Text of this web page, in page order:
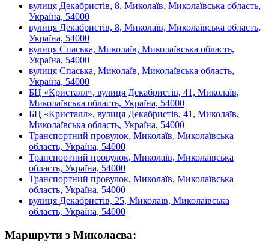
вулиця Декабристів, 8, Миколаїв, Миколаївська область,
Україна, 54000
вулиця Декабристів, 8, Миколаїв, Миколаївська область,
Україна, 54000
вулиця Спаська, Миколаїв, Миколаївська область,
Україна, 54000
вулиця Спаська, Миколаїв, Миколаївська область,
Україна, 54000
БЦ «Кристалл», вулиця Декабристів, 41, Миколаїв,
Миколаївська область, Україна, 54000
БЦ «Кристалл», вулиця Декабристів, 41, Миколаїв,
Миколаївська область, Україна, 54000
Транспортний провулок, Миколаїв, Миколаївська
область, Україна, 54000
Транспортний провулок, Миколаїв, Миколаївська
область, Україна, 54000
Транспортний провулок, Миколаїв, Миколаївська
область, Україна, 54000
вулиця Декабристів, 25, Миколаїв, Миколаївська
область, Україна, 54000
Маршрути з Миколаєва: